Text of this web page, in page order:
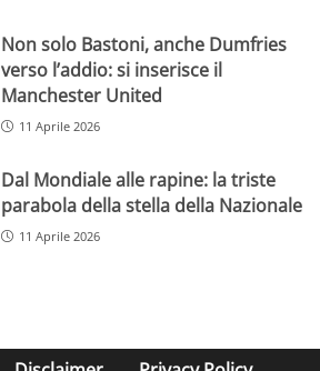
Non solo Bastoni, anche Dumfries
verso l’addio: si inserisce il
Manchester United
11 Aprile 2026
Dal Mondiale alle rapine: la triste
parabola della stella della Nazionale
11 Aprile 2026